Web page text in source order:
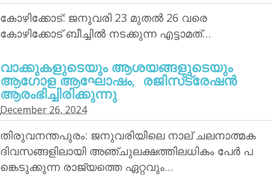
കോഴിക്കോട്: ജനുവരി 23 മുതല്‍ 26 വരെ
കോഴിക്കോട് ബീച്ചില്‍ നടക്കുന്ന എട്ടാമത്…
വാക്കുകളുടെയും ആശയങ്ങളുടെയും
ആഗോള ആഘോഷം, രജിസ്‌ട്രേഷന്‍
ആരംഭിച്ചിരിക്കുന്നു
December 26, 2024
തിരുവനന്തപുരം: ജനുവരിയിലെ നാല് ചലനാത്മക
ദിവസങ്ങളിലായി അഞ്ചുലക്ഷത്തിലധികം പേര്‍ പ
ങ്കെടുക്കുന്ന രാജ്യത്തെ ഏറ്റവും…